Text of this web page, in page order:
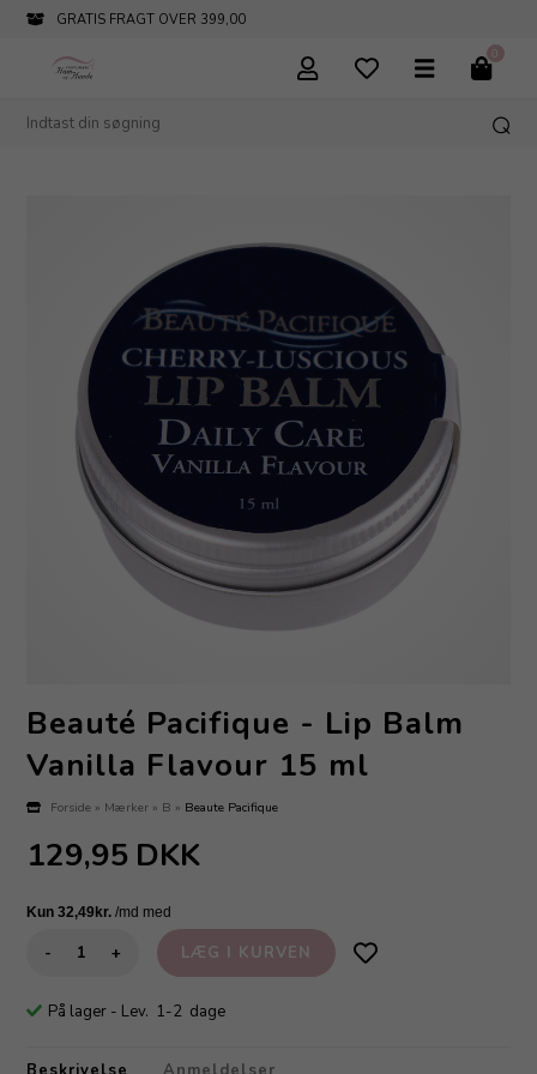
GRATIS FRAGT OVER 399,00
0
Beauté Pacifique - Lip Balm
Vanilla Flavour 15 ml
Forside » Mærker » B » Beaute Pacifique
129,95 DKK
- +
På lager - Lev. 1-2 dage